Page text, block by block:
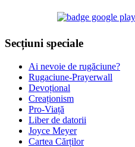
Secțiuni speciale
Ai nevoie de rugăciune?
Rugaciune-Prayerwall
Devoțional
Creaționism
Pro-Viață
Liber de datorii
Joyce Meyer
Cartea Cărților